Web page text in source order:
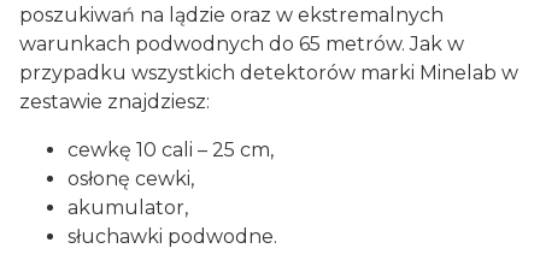
poszukiwań na lądzie oraz w ekstremalnych
warunkach podwodnych do 65 metrów. Jak w
przypadku wszystkich detektorów marki Minelab w
zestawie znajdziesz:
cewkę 10 cali – 25 cm,
osłonę cewki,
akumulator,
słuchawki podwodne.